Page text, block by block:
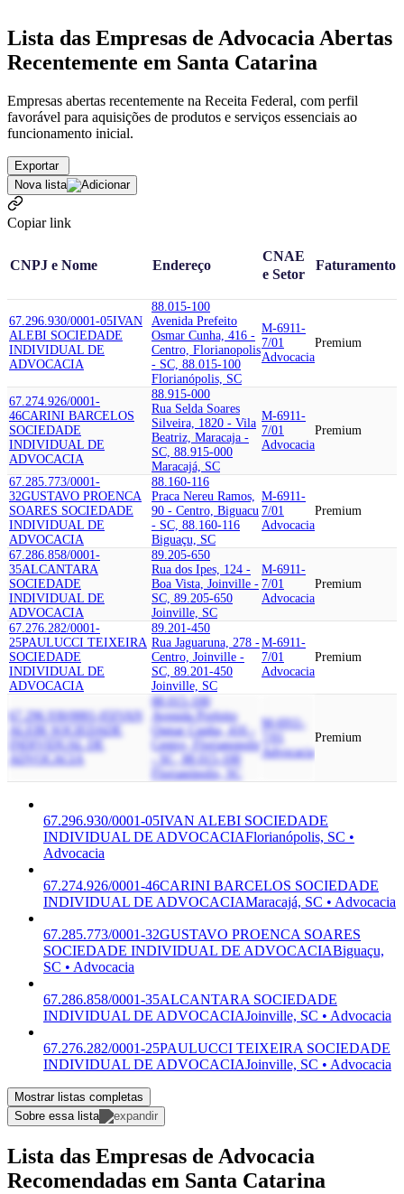
Lista das Empresas de Advocacia Abertas
Recentemente em Santa Catarina
Empresas abertas recentemente na Receita Federal, com perfil
favorável para aquisições de produtos e serviços essenciais ao
funcionamento inicial.
Exportar
Nova lista
Copiar link
CNPJ e Nome Endereço
CNAE
e Setor
Faturamento
67.296.930/0001-05IVAN
ALEBI SOCIEDADE
INDIVIDUAL DE
ADVOCACIA
88.015-100
Avenida Prefeito
Osmar Cunha, 416 -
Centro, Florianopolis
- SC, 88.015-100
Florianópolis, SC
M-6911-
7/01
Advocacia
Premium
67.274.926/0001-
46CARINI BARCELOS
SOCIEDADE
INDIVIDUAL DE
ADVOCACIA
88.915-000
Rua Selda Soares
Silveira, 1820 - Vila
Beatriz, Maracaja -
SC, 88.915-000
Maracajá, SC
M-6911-
7/01
Advocacia
Premium
67.285.773/0001-
32GUSTAVO PROENCA
SOARES SOCIEDADE
INDIVIDUAL DE
ADVOCACIA
88.160-116
Praca Nereu Ramos,
90 - Centro, Biguacu
- SC, 88.160-116
Biguaçu, SC
M-6911-
7/01
Advocacia
Premium
67.286.858/0001-
35ALCANTARA
SOCIEDADE
INDIVIDUAL DE
ADVOCACIA
89.205-650
Rua dos Ipes, 124 -
Boa Vista, Joinville -
SC, 89.205-650
Joinville, SC
M-6911-
7/01
Advocacia
Premium
67.276.282/0001-
25PAULUCCI TEIXEIRA
SOCIEDADE
INDIVIDUAL DE
ADVOCACIA
89.201-450
Rua Jaguaruna, 278 -
Centro, Joinville -
SC, 89.201-450
Joinville, SC
M-6911-
7/01
Advocacia
Premium
67.296.930/0001-05IVAN
ALEBI SOCIEDADE
INDIVIDUAL DE
ADVOCACIA
88.015-100
Avenida Prefeito
Osmar Cunha, 416 -
Centro, Florianopolis
- SC, 88.015-100
Florianópolis, SC
M-6911-
Advocacia
Premium
67.296.930/0001-05IVAN ALEBI SOCIEDADE
INDIVIDUAL DE ADVOCACIAFlorianópolis, SC •
Advocacia
67.274.926/0001-46CARINI BARCELOS SOCIEDADE
INDIVIDUAL DE ADVOCACIAMaracajá, SC • Advocacia
67.285.773/0001-32GUSTAVO PROENCA SOARES
SOCIEDADE INDIVIDUAL DE ADVOCACIABiguaçu,
SC • Advocacia
67.286.858/0001-35ALCANTARA SOCIEDADE
INDIVIDUAL DE ADVOCACIAJoinville, SC • Advocacia
67.276.282/0001-25PAULUCCI TEIXEIRA SOCIEDADE
INDIVIDUAL DE ADVOCACIAJoinville, SC • Advocacia
Mostrar listas completas
Sobre essa lista
Lista das Empresas de Advocacia
Recomendadas em Santa Catarina